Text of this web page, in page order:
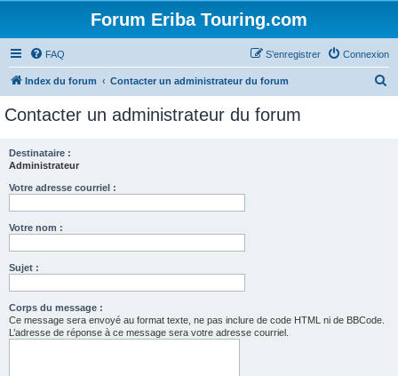
Forum Eriba Touring.com
FAQ Connexion
S’enregistrer
Index du forum Contacter un administrateur du forum
Contacter un administrateur du forum
Destinataire :
Administrateur
Votre adresse courriel :
Votre nom :
Sujet :
Corps du message :
Ce message sera envoyé au format texte, ne pas inclure de code HTML ni de BBCode.
L’adresse de réponse à ce message sera votre adresse courriel.